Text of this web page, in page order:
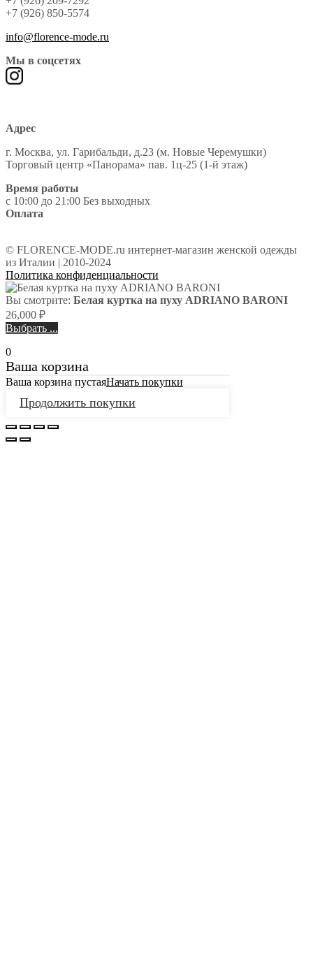
+7 (926) 850-5574
info@florence-mode.ru
Мы в соцсетях
Адрес
г. Москва, ул. Гарибальди, д.23 (м. Новые Черемушки)
Торговый центр «Панорама» пав. 1ц-25 (1-й этаж)
Время работы
с 10:00 до 21:00 Без выходных
Оплата
© FLORENCE-MODE.ru интернет-магазин женской одежды
из Италии | 2010-2024
Политика конфиденциальности
Вы смотрите: Белая куртка на пуху ADRIANO BARONI
26,000 ₽
Выбрать ...
0
Ваша корзина
Ваша корзина пустаяНачать покупки
Продолжить покупки